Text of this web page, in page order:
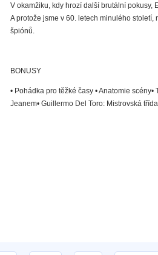
V okamžiku, kdy hrozí další brutální pokusy,
A protože jsme v 60. letech minulého století,
špiónů.
BONUSY
• Pohádka pro těžké časy • Anatomie
Jeanem• Guillermo Del Toro: Mistrovská třída